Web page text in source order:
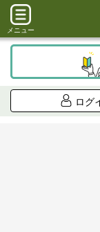
メニュー
ログ